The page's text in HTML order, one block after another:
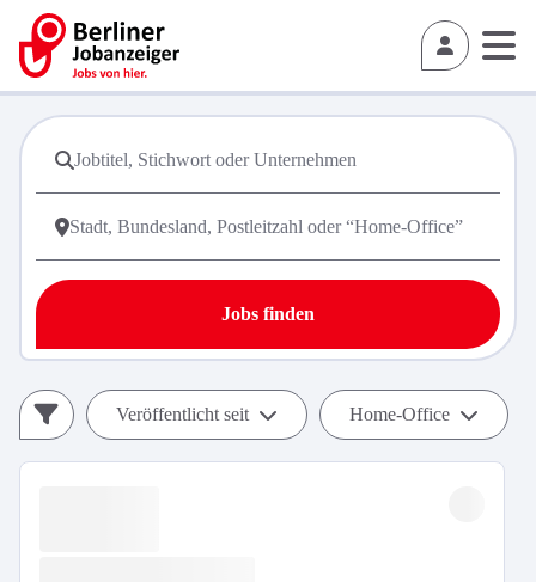
Jobs finden
Veröffentlicht seit Home-Office